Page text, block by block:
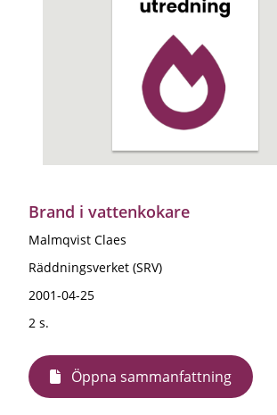
Brand i vattenkokare
Malmqvist Claes
Räddningsverket (SRV)
2001-04-25
2 s.
Öppna sammanfattning